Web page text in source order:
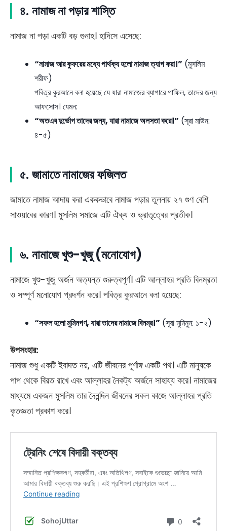
৪. নামাজ না পড়ার শাস্তি
নামাজ না পড়া একটি বড় গুনাহ। হাদিসে এসেছে:
“নামাজ আর কুফরের মধ্যে পার্থক্য হলো নামাজ ত্যাগ করা।” (মুসলিম
শরীফ)
পবিত্র কুরআনে বলা হয়েছে যে যারা নামাজের ব্যাপারে গাফিল, তাদের জন্য
আফসোস। যেমন:
“অতএব দুর্ভোগ তাদের জন্য, যারা নামাজে অলসতা করে।” (সূরা মাউন:
৪-৫)
৫. জামাতে নামাজের ফজিলত
জামাতে নামাজ আদায় করা এককভাবে নামাজ পড়ার তুলনায় ২৭ গুণ বেশি
সাওয়াবের কারণ। মুসলিম সমাজে এটি ঐক্য ও ভ্রাতৃত্বের প্রতীক।
৬. নামাজে খুশু-খুজু (মনোযোগ)
নামাজে খুশু-খুজু অর্জন অত্যন্ত গুরুত্বপূর্ণ। এটি আল্লাহর প্রতি বিনম্রতা
ও সম্পূর্ণ মনোযোগ প্রদর্শন করে। পবিত্র কুরআনে বলা হয়েছে:
“সফল হলো মুমিনগণ, যারা তাদের নামাজে বিনম্র।” (সূরা মুমিনুন: ১-২)
উপসংহার:
নামাজ শুধু একটি ইবাদত নয়, এটি জীবনের পূর্ণাঙ্গ একটি পথ। এটি মানুষকে
পাপ থেকে বিরত রাখে এবং আল্লাহর নৈকট্য অর্জনে সাহায্য করে। নামাজের
মাধ্যমে একজন মুসলিম তার দৈনন্দিন জীবনের সকল কাজে আল্লাহর প্রতি
কৃতজ্ঞতা প্রকাশ করে।